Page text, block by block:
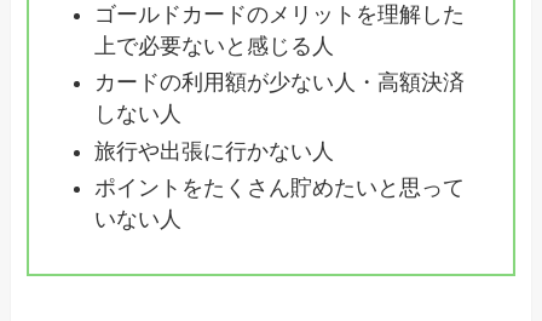
ゴールドカードのメリットを理解した
上で必要ないと感じる人
カードの利用額が少ない人・高額決済
しない人
旅行や出張に行かない人
ポイントをたくさん貯めたいと思って
いない人